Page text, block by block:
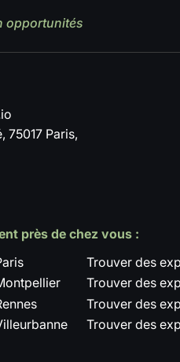
opportunités
75017 Paris,
près de chez vous :
Trouver des
Trouver des
Trouver des
Trouver des